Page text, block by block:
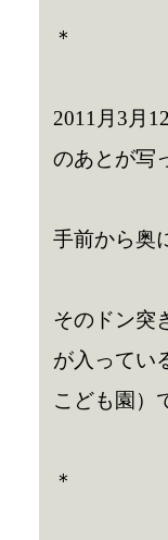
＊
2011月3月
のあとが写
手前から奥
そのドン突
が入ってい
こども園）
＊